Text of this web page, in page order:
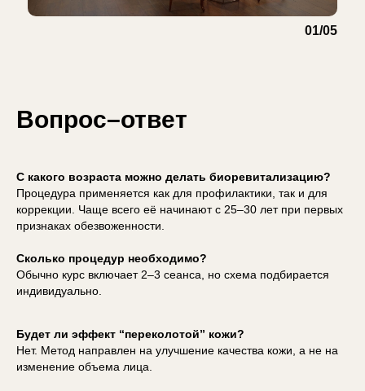
01/05
Вопрос–ответ
С какого возраста можно делать биоревитализацию?
Процедура применяется как для профилактики, так и для
коррекции. Чаще всего её начинают с 25–30 лет при первых
признаках обезвоженности.
Сколько процедур необходимо?
Обычно курс включает 2–3 сеанса, но схема подбирается
индивидуально.
Будет ли эффект “переколотой” кожи?
Нет. Метод направлен на улучшение качества кожи, а не на
изменение объема лица.